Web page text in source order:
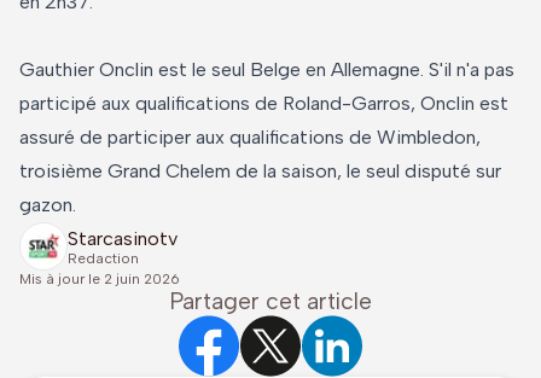
Gauthier Onclin est le seul Belge en Allemagne. S'il n'a pas
participé aux qualifications de Roland-Garros, Onclin est
assuré de participer aux qualifications de Wimbledon,
troisième Grand Chelem de la saison, le seul disputé sur
gazon.
Starcasinotv
Redaction
Mis à jour le 2 juin 2026
Partager cet article